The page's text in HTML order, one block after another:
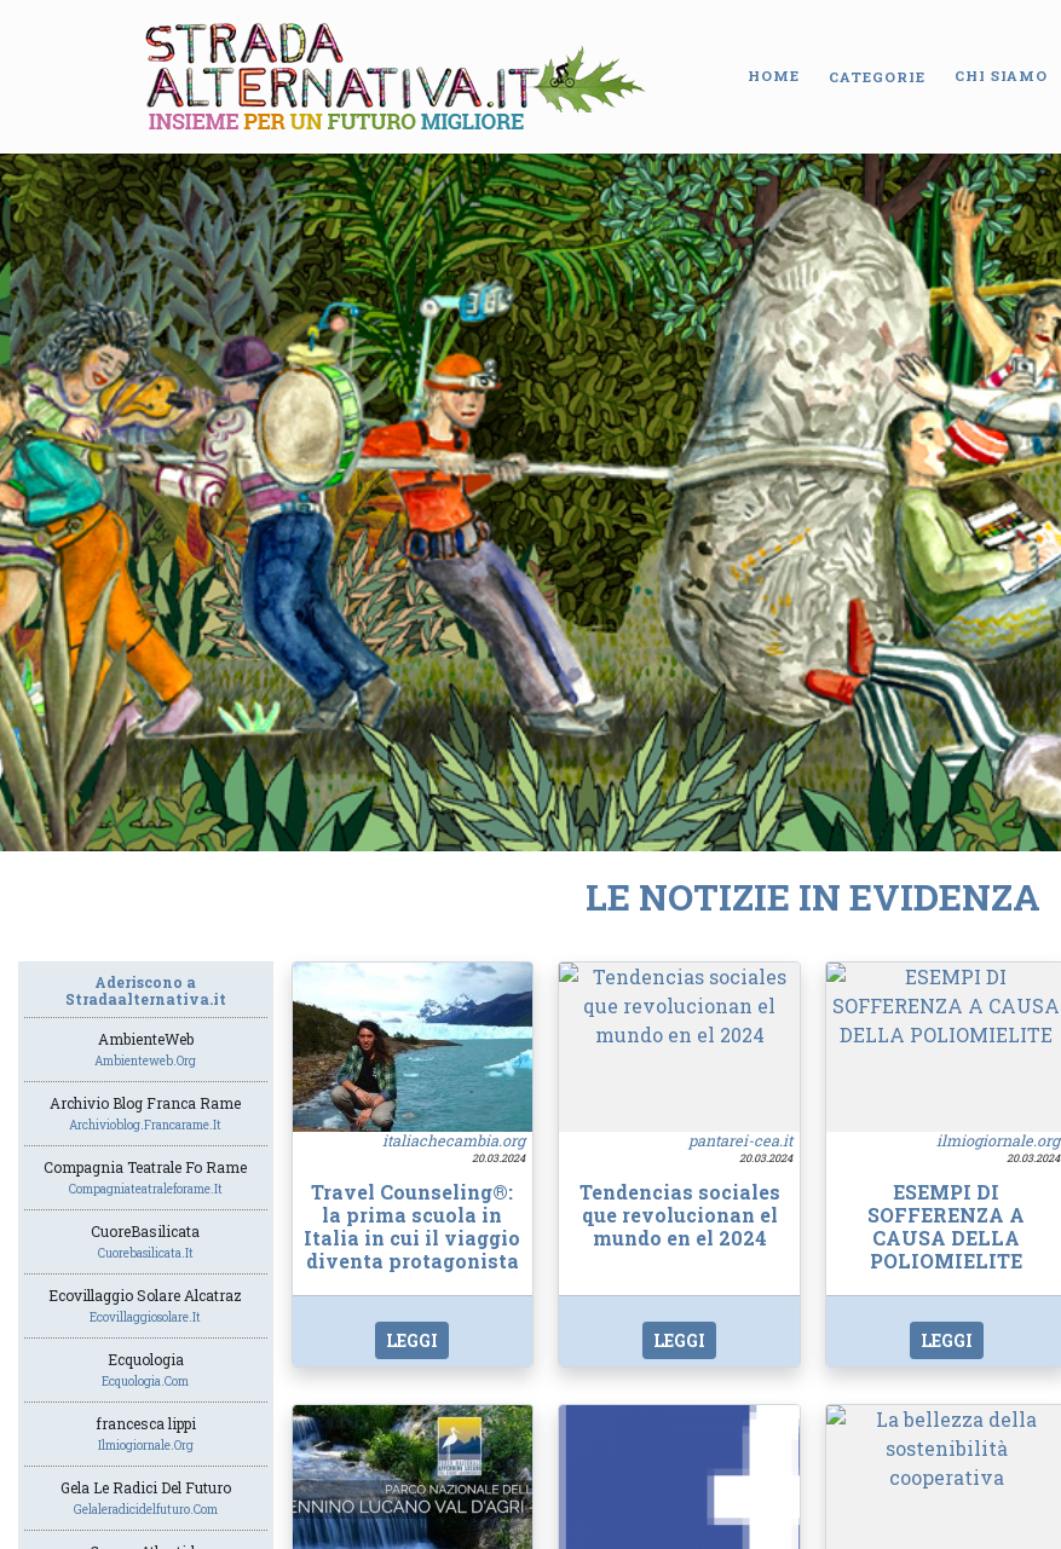
HOME CATEGORIE CHI SIAMO
Aderiscono a
Stradaalternativa.it
AmbienteWeb
Ambienteweb.org
Archivio Blog Franca Rame
Archivioblog.francarame.it
Compagnia Teatrale Fo Rame
Compagniateatraleforame.it
CuoreBasilicata
Cuorebasilicata.it
Ecovillaggio Solare Alcatraz
Ecovillaggiosolare.it
Ecquologia
Ecquologia.com
francesca lippi
Ilmiogiornale.org
Gela Le Radici Del Futuro
Gelaleradicidelfuturo.com
LE NOTIZIE IN EVIDENZA
italiachecambia.org
20.03.2024
Travel Counseling®:
la prima scuola in
Italia in cui il viaggio
diventa protagonista
LEGGI
pantarei-cea.it
20.03.2024
Tendencias sociales
que revolucionan el
mundo en el 2024
LEGGI
ilmiogiornale.org
20.03.2024
ESEMPI DI
SOFFERENZA A
CAUSA DELLA
POLIOMIELITE
LEGGI